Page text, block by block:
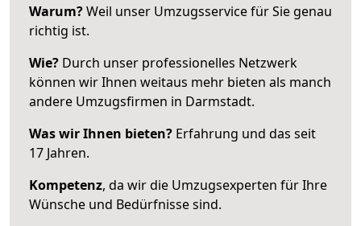
Warum?Weil unser Umzugsservice für Sie genau
richtig ist.
Wie? Durch unser professionelles Netzwerk
können wir Ihnen weitaus mehr bieten als manch
andere Umzugsfirmen in Darmstadt.
Was wir Ihnen bieten? Erfahrung und das seit
17 Jahren.
Kompetenz, da wir die Umzugsexperten für Ihre
Wünsche und Bedürfnisse sind.